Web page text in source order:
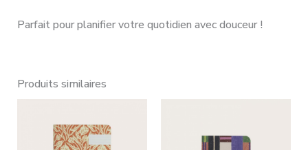
Parfait pour planifier votre quotidien avec douceur !
Produits similaires